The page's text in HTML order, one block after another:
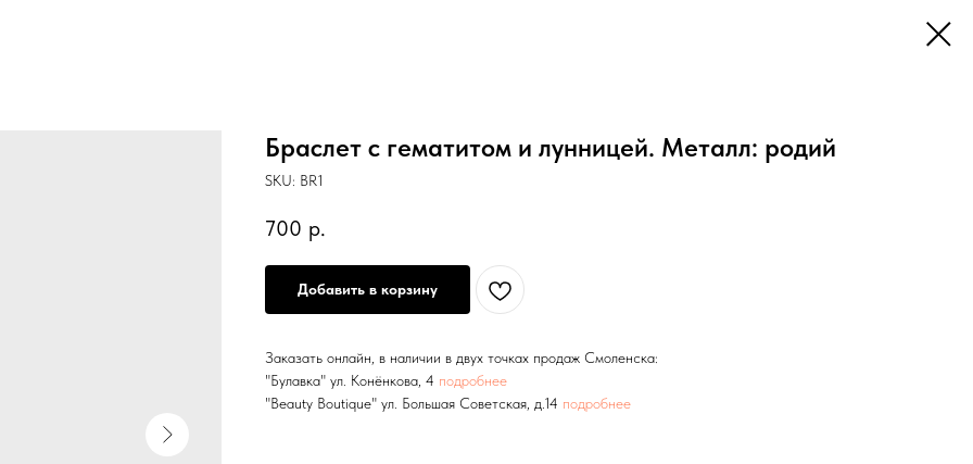
Браслет с гематитом и лунницей. Металл: родий
SKU: BR1
700 р.
Добавить в корзину
Заказать онлайн, в наличии в двух точках продаж Смоленска:
"Булавка" ул. Конёнкова, 4 подробнее
"Beauty Boutique" ул. Большая Советская, д.14 подробнее